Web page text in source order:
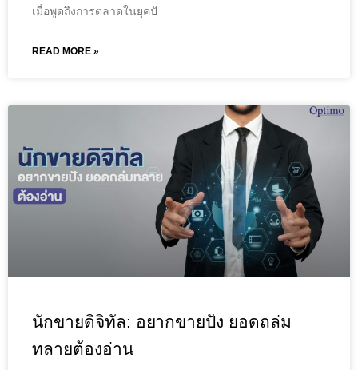
เมื่อพูดถึงการตลาดในยุคปั
READ MORE »
นักขายดิจิทัล: อยากขายปัง ยอดถล่ม
ทลายต้องอ่าน